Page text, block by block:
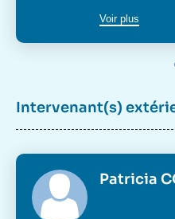
Voir plus
Intervenant(s)
Patricia